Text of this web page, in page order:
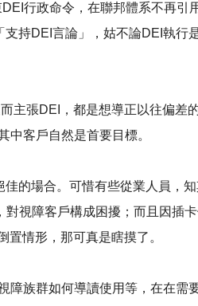
行政命令，在聯邦體系不再引
持DEI言論」，姑不論DEI執行
主張DEI，都是想導正以往偏差
客戶自然是首要目標。
的場合。可惜有些從業人員，
視障客戶構成困擾；而且因插
情形，那可真是瞎摸了。
族群如何導讀使用等，在在需